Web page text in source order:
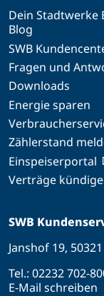
Dein Stadtwerke
Blog
SWB
Fragen und
Downloads
Energie sparen
Zählerstand
Einspeiserportal
Verträge
SWB
Janshof 19,
Tel.: 02232 702-
E-Mail schreiben